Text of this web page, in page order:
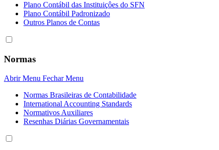
Plano Contábil das Instituiçôes do SFN
Plano Contábil Padronizado
Outros Planos de Contas
Normas
Abrir Menu Fechar Menu
Normas Brasileiras de Contabilidade
International Accounting Standards
Normativos Auxiliares
Resenhas Diárias Governamentais